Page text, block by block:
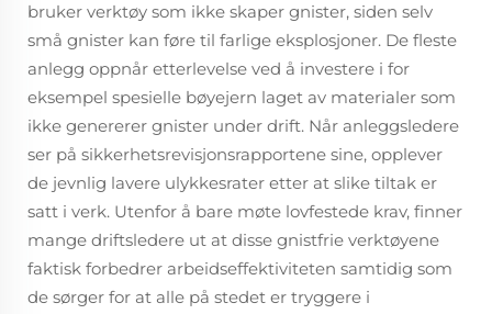
bruker verktøy som ikke skaper gnister, siden selv
små gnister kan føre til farlige eksplosjoner. De fleste
anlegg oppnår etterlevelse ved å investere i for
eksempel spesielle bøyejern laget av materialer som
ikke genererer gnister under drift. Når anleggsledere
ser på sikkerhetsrevisjonsrapportene sine, opplever
de jevnlig lavere ulykkesrater etter at slike tiltak er
satt i verk. Utenfor å bare møte lovfestede krav, finner
mange driftsledere ut at disse gnistfrie verktøyene
faktisk forbedrer arbeidseffektiviteten samtidig som
de sørger for at alle på stedet er tryggere i